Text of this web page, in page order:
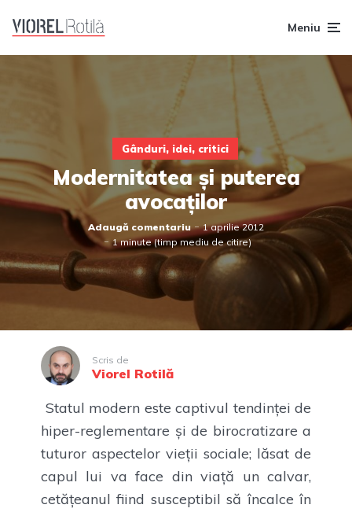
Meniu
Gânduri, idei, critici
Modernitatea și puterea
avocaților
Adaugă comentariu
1 aprilie 2012
1 minute (timp mediu de citire)
Scris de
Viorel Rotilă
Statul modern este captivul tendinței de
hiper-reglementare și de birocratizare a
tuturor aspectelor vieții sociale; lăsat de
capul lui va face din viață un calvar,
cetățeanul fiind susceptibil să încalce în